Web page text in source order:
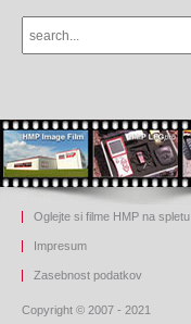
Oglejte si filme HMP na spletu
Impresum
Zasebnost podatkov
Copyright © 2007 - 2021